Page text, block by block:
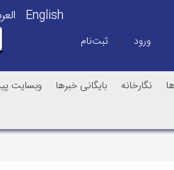
English
ورود | ثبت‌نام
نگارخانه بایگانی خبرها
وبسایت